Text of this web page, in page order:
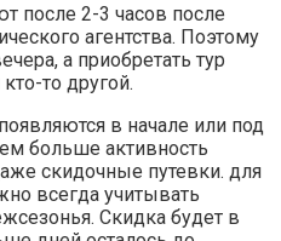
после 2-3 часов после
агентства. Поэтому
а приобретать тур
то другой.
в началe или под
больше активность
скидочные путевки. для
всегда учитывать
Скидка будет в